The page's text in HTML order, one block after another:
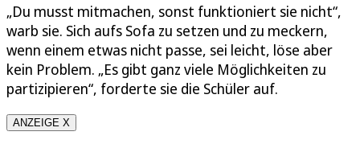
„Du musst mitmachen, sonst funktioniert sie nicht“,
warb sie. Sich aufs Sofa zu setzen und zu meckern,
wenn einem etwas nicht passe, sei leicht, löse aber
kein Problem. „Es gibt ganz viele Möglichkeiten zu
partizipieren“, forderte sie die Schüler auf.
ANZEIGE X